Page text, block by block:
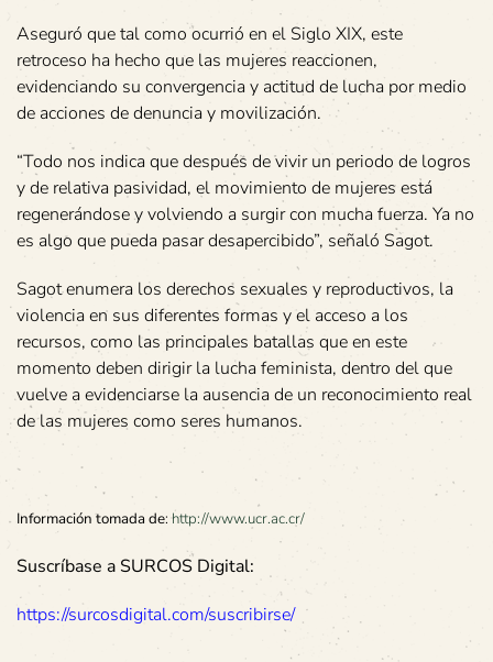
Aseguró que tal como ocurrió en el Siglo XIX, este
retroceso ha hecho que las mujeres reaccionen,
evidenciando su convergencia y actitud de lucha por medio
de acciones de denuncia y movilización.
“Todo nos indica que después de vivir un periodo de logros
y de relativa pasividad, el movimiento de mujeres está
regenerándose y volviendo a surgir con mucha fuerza. Ya no
es algo que pueda pasar desapercibido”, señaló Sagot.
Sagot enumera los derechos sexuales y reproductivos, la
violencia en sus diferentes formas y el acceso a los
recursos, como las principales batallas que en este
momento deben dirigir la lucha feminista, dentro del que
vuelve a evidenciarse la ausencia de un reconocimiento real
de las mujeres como seres humanos.
Información tomada de: http://www.ucr.ac.cr/
Suscríbase a SURCOS Digital:
https://surcosdigital.com/suscribirse/